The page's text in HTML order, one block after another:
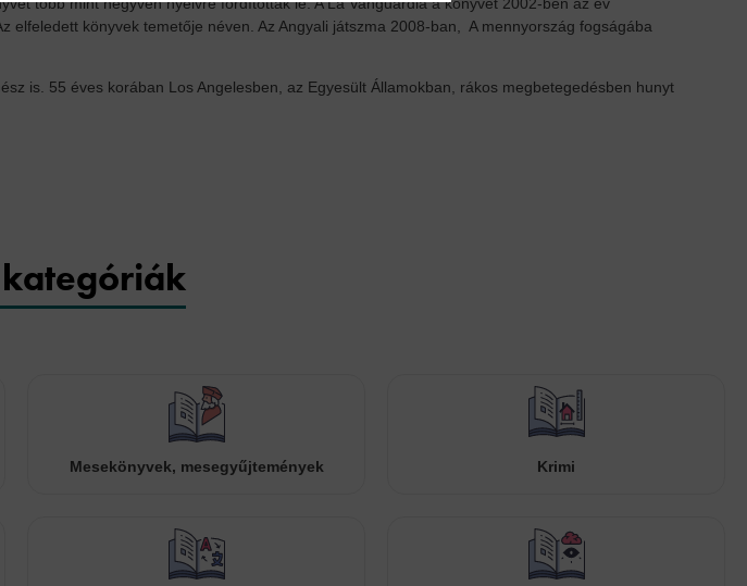
elfeledett könyvek temetője néven. Az Angyali játszma 2008-ban, A mennyország fogságába
is. 55 éves korában Los Angelesben, az Egyesült Államokban, rákos megbetegedésben hunyt
Mesekönyvek, mesegyűjtemények Krimi